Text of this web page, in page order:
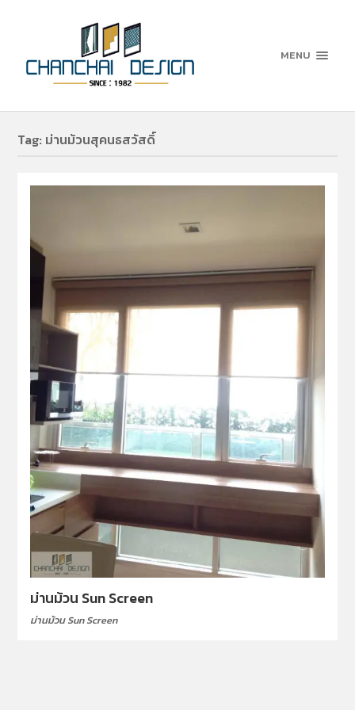
MENU
Tag: ม่านม้วนสุคนธสวัสดิ์
ม่านม้วน Sun Screen
ม่านม้วน Sun Screen